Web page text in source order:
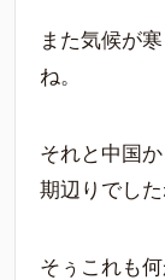
また気候が
ね。
それと中国
期辺りでした
そぅこれも